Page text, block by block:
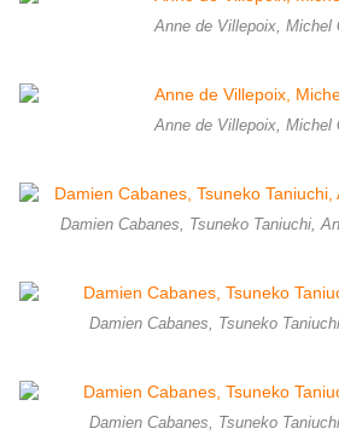
Anne de Villepoix, Michel
Anne de Villepoix, Michel
Damien Cabanes, Tsuneko Taniuchi,
Damien Cabanes, Tsuneko
Damien Cabanes, Tsuneko